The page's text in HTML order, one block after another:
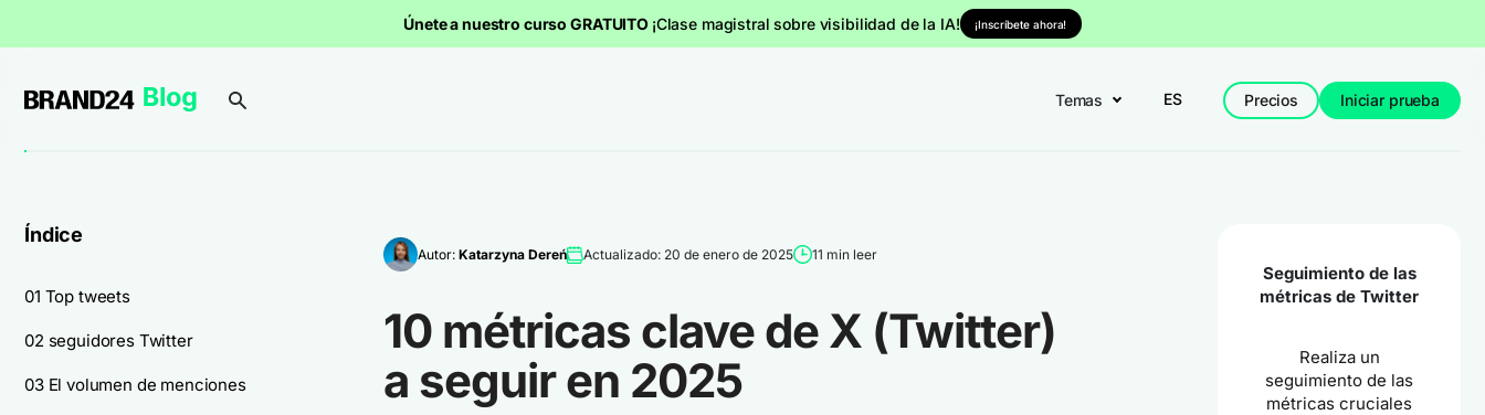
Únete a nuestro curso GRATUITO ¡Clase magistral sobre visibilidad de la IA! ¡Inscríbete ahora!
Temas ES Precios Iniciar prueba
Índice
01 Top tweets
02 seguidores Twitter
03 El volumen de menciones
Autor: Katarzyna Dereń Actualizado: 20 de enero de 2025 11 min leer
10 métricas clave de X (Twitter)
a seguir en 2025
Seguimiento de las
métricas de Twitter
Realiza un
seguimiento de las
métricas cruciales